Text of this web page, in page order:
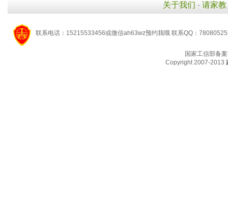
关于我们 - 请家教
联系电话：15215533456或微信ah63wz预约我哦 联系QQ：
国家工信部备
Copyright 2007-2013